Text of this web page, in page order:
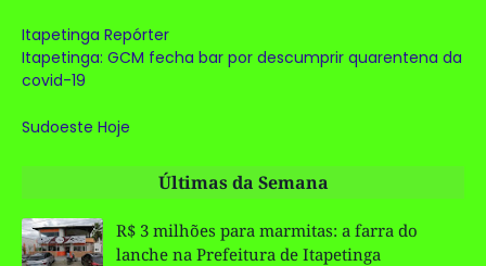
Itapetinga Repórter
Itapetinga: GCM fecha bar por descumprir quarentena da
covid-19
Sudoeste Hoje
Últimas da Semana
R$ 3 milhões para marmitas: a farra do
lanche na Prefeitura de Itapetinga